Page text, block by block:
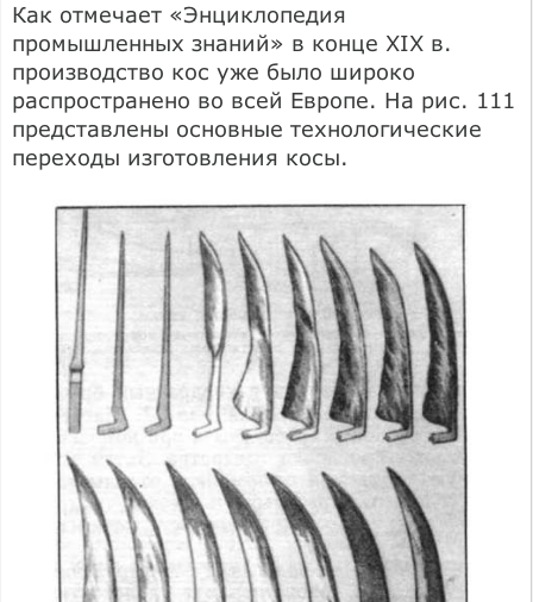
Как отмечает «Энциклопедия
промышленных знаний» в конце XIX в.
производство кос уже было широко
распространено во всей Европе. На рис. 111
представлены основные технологические
переходы изготовления косы.